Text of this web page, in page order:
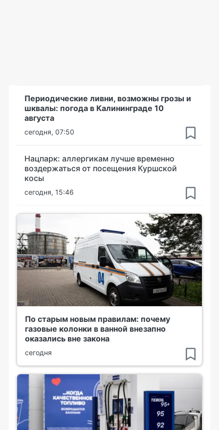
Периодические ливни, возможны грозы и
шквалы: погода в Калининграде 10
августа
сегодня, 07:50
Нацпарк: аллергикам лучше временно
воздержаться от посещения Куршской
косы
сегодня, 15:46
По старым новым правилам: почему
газовые колонки в ванной внезапно
оказались вне закона
сегодня